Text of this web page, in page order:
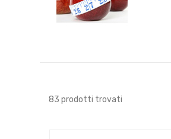
83 prodotti trovati